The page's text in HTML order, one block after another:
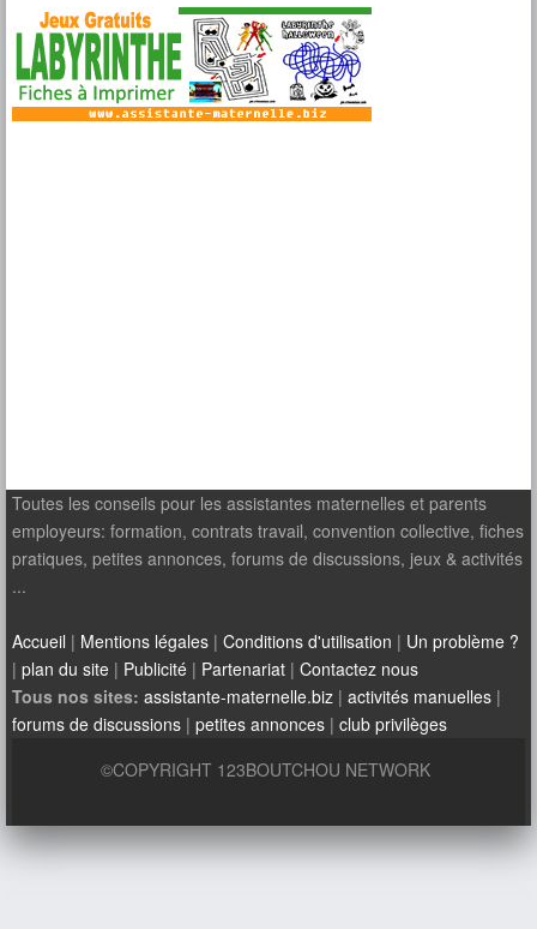
Toutes les conseils pour les assistantes maternelles et parents
employeurs: formation, contrats travail, convention collective, fiches
pratiques, petites annonces, forums de discussions, jeux & activités
...
Accueil | Mentions légales | Conditions d'utilisation | Un problème ?
| plan du site | Publicité | Partenariat | Contactez nous
Tous nos sites: assistante-maternelle.biz | activités manuelles |
forums de discussions | petites annonces | club privilèges
©COPYRIGHT 123BOUTCHOU NETWORK